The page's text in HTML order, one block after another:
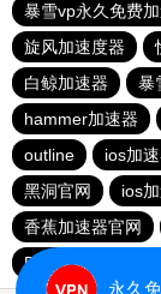
暴雪vp永久免费
旋风加速度器
白鲸加速器
暴
hammer加速器
outline
ios加
黑洞官网
ios
香蕉加速器官网
BitzNet官网
永久